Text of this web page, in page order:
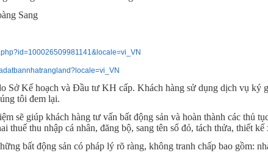
Sang
Kế hoạch và Đầu tư KH cấp. Khách hàng sử dụng dịch vụ ký
tôi đem lại.
sẽ giúp khách hàng tư vấn bất động sản và hoàn thành các thủ
thuế thu nhập cá nhân, đăng bộ, sang tên sổ đỏ, tách thửa, thiết kế
bất động sản có pháp lý rõ ràng, không tranh chấp bao gồm: